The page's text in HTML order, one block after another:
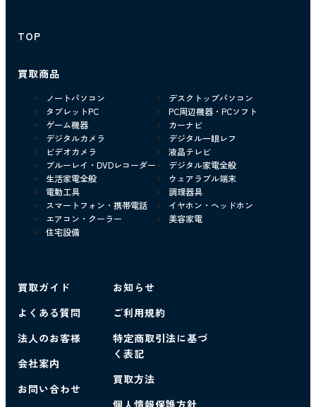
TOP
買取商品
ノートパソコン
デスクトップパソコン
タブレットPC
PC周辺機器・PCソフト
ゲーム機器
カーナビ
デジタルカメラ
デジタル一眼レフ
ビデオカメラ
液晶テレビ
ブルーレイ・DVDレコーダー
デジタル家電全般
生活家電全般
ウェアラブル端末
電動工具
調理器具
スマートフォン・携帯電話
イヤホン・ヘッドホン
エアコン・クーラー
美容家電
住宅設備
買取ガイド
よくある質問
法人のお客様
会社案内
お問い合わせ
お知らせ
ご利用規約
特定商取引法に基づ
く表記
買取方法